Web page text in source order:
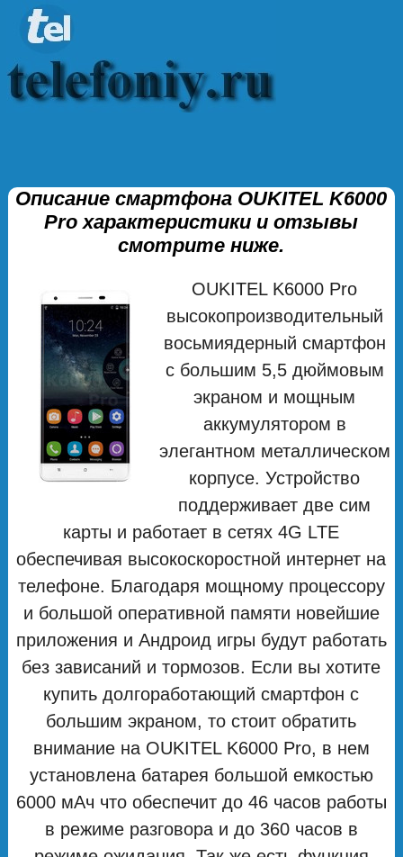
Описание смартфона OUKITEL K6000
Pro характеристики и отзывы
смотрите ниже.
OUKITEL K6000 Pro
высокопроизводительный
восьмиядерный смартфон
с большим 5,5 дюймовым
экраном и мощным
аккумулятором в
элегантном металлическом
корпусе. Устройство
поддерживает две сим
карты и работает в сетях 4G LTE
обеспечивая высокоскоростной интернет на
телефоне. Благодаря мощному процессору
и большой оперативной памяти новейшие
приложения и Андроид игры будут работать
без зависаний и тормозов. Если вы хотите
купить долгоработающий смартфон с
большим экраном, то стоит обратить
внимание на OUKITEL K6000 Pro, в нем
установлена батарея большой емкостью
6000 мАч что обеспечит до 46 часов работы
в режиме разговора и до 360 часов в